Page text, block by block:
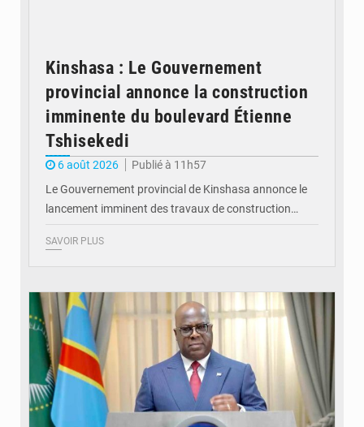
Kinshasa : Le Gouvernement
provincial annonce la construction
imminente du boulevard Étienne
Tshisekedi
6 août 2026
Publié à 11h57
Le Gouvernement provincial de Kinshasa annonce le
lancement imminent des travaux de construction…
SAVOIR PLUS